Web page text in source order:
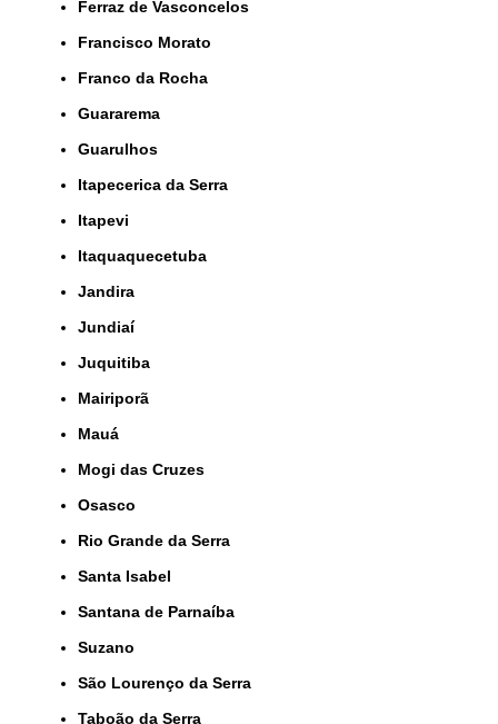
Ferraz de Vasconcelos
Francisco Morato
Franco da Rocha
Guararema
Guarulhos
Itapecerica da Serra
Itapevi
Itaquaquecetuba
Jandira
Jundiaí
Juquitiba
Mairiporã
Mauá
Mogi das Cruzes
Osasco
Rio Grande da Serra
Santa Isabel
Santana de Parnaíba
Suzano
São Lourenço da Serra
Taboão da Serra